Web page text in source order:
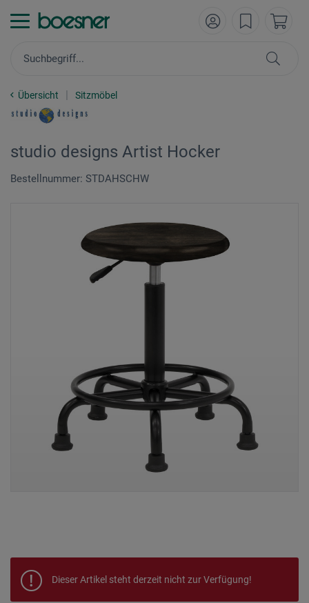
Übersicht Sitzmöbel
studio designs Artist Hocker
Bestellnummer: STDAHSCHW
Dieser Artikel steht derzeit nicht zur Verfügung!